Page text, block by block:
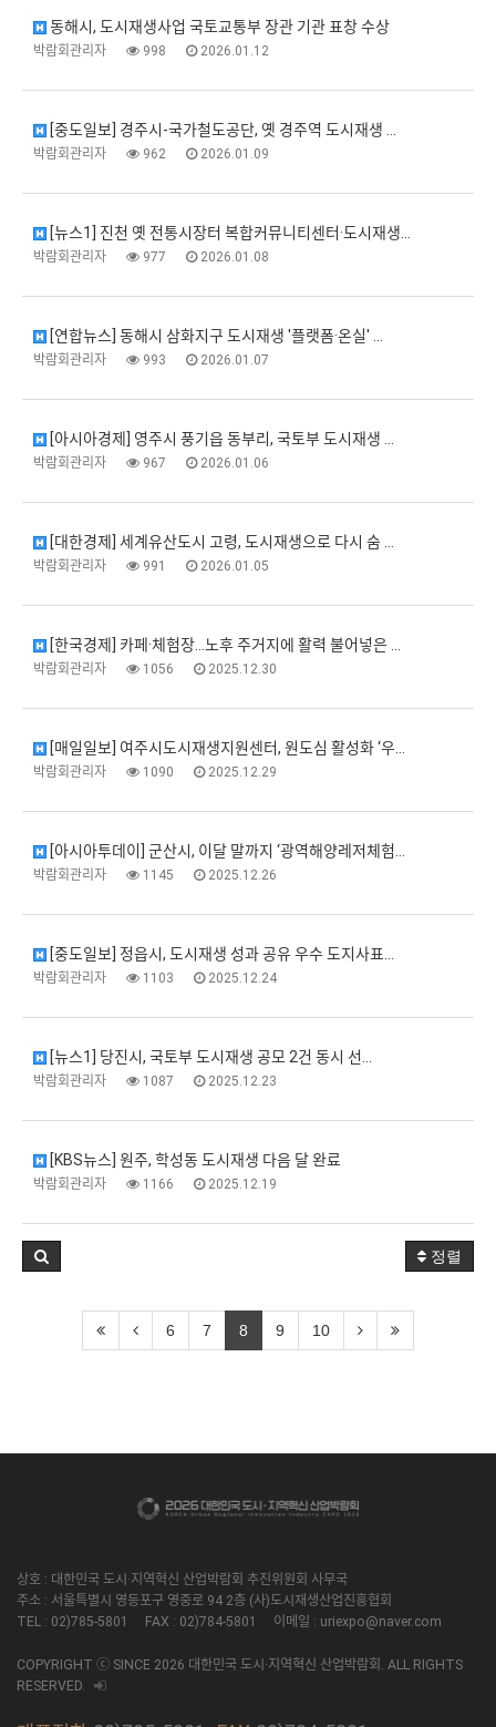
동해시, 도시재생사업 국토교통부 장관 기관 표창 수상
박람회관리자 998 2026.01.12
[중도일보] 경주시-국가철도공단, 옛 경주역 도시재생 …
박람회관리자 962 2026.01.09
[뉴스1] 진천 옛 전통시장터 복합커뮤니티센터·도시재생…
박람회관리자 977 2026.01.08
[연합뉴스] 동해시 삼화지구 도시재생 '플랫폼·온실' …
박람회관리자 993 2026.01.07
[아시아경제] 영주시 풍기읍 동부리, 국토부 도시재생 …
박람회관리자 967 2026.01.06
[대한경제] 세계유산도시 고령, 도시재생으로 다시 숨 …
박람회관리자 991 2026.01.05
[한국경제] 카페·체험장…노후 주거지에 활력 불어넣은 …
박람회관리자 1056 2025.12.30
[매일일보] 여주시도시재생지원센터, 원도심 활성화 ‘우…
박람회관리자 1090 2025.12.29
[아시아투데이] 군산시, 이달 말까지 ‘광역해양레저체험…
박람회관리자 1145 2025.12.26
[중도일보] 정읍시, 도시재생 성과 공유 우수 도지사표…
박람회관리자 1103 2025.12.24
[뉴스1] 당진시, 국토부 도시재생 공모 2건 동시 선…
박람회관리자 1087 2025.12.23
[KBS뉴스] 원주, 학성동 도시재생 다음 달 완료
박람회관리자 1166 2025.12.19
정렬
6 7 8 9 10
상호 : 대한민국 도시·지역혁신 산업박람회 추진위원회 사무국
주소 : 서울특별시 영등포구 영중로 94 2층 (사)도시재생산업진흥협회
TEL : 02)785-5801 FAX : 02)784-5801 이메일 : uriexpo@naver.com
COPYRIGHT ⓒ SINCE 2026 대한민국 도시·지역혁신 산업박람회. ALL RIGHTS
RESERVED.